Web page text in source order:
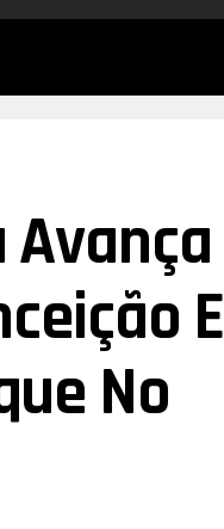
Avança
E
No